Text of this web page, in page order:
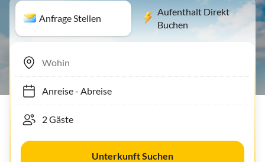
Anfrage Stellen
Aufenthalt Direkt
Buchen
Anreise- Abreise
Unterkunft Suchen